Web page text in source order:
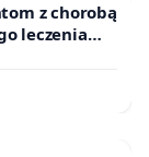
z chorobą
leczenia